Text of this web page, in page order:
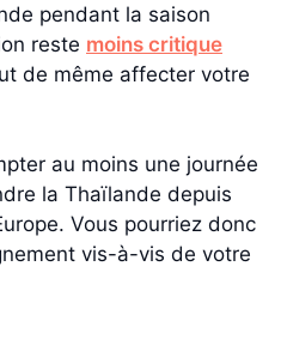
pendant la saison
reste moins critique
de même affecter votre
au moins une journée
la Thaïlande depuis
Vous pourriez donc
vis-à-vis de votre